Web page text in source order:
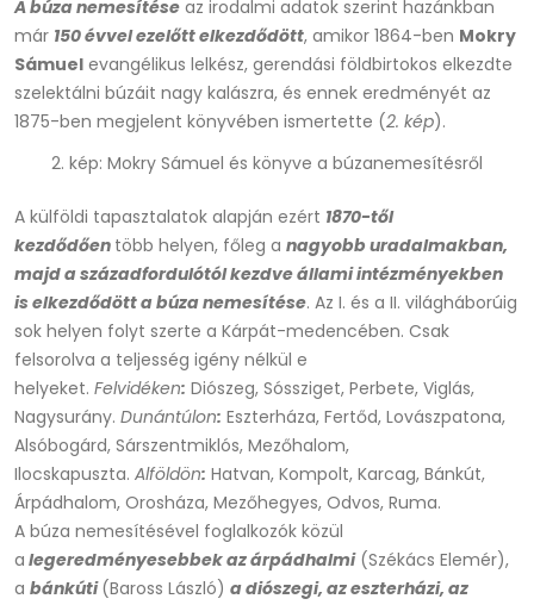
A búza nemesítése az irodalmi adatok szerint hazánkban
már 150 évvel ezelőtt elkezdődött, amikor 1864-ben Mokry
Sámuel evangélikus lelkész, gerendási földbirtokos elkezdte
szelektálni búzáit nagy kalászra, és ennek eredményét az
1875-ben megjelent könyvében ismertette (2. kép).
2. kép: Mokry Sámuel és könyve a búzanemesítésről
A külföldi tapasztalatok alapján ezért 1870-től
kezdődően több helyen, főleg a nagyobb uradalmakban,
majd a századfordulótól kezdve állami intézményekben
is elkezdődött a búza nemesítése. Az I. és a II. világháborúig
sok helyen folyt szerte a Kárpát-medencében. Csak
felsorolva a teljesség igény nélkül e
helyeket. Felvidéken: Diószeg, Sóssziget, Perbete, Viglás,
Nagysurány. Dunántúlon: Eszterháza, Fertőd, Lovászpatona,
Alsóbogárd, Sárszentmiklós, Mezőhalom,
Ilocskapuszta. Alföldön: Hatvan, Kompolt, Karcag, Bánkút,
Árpádhalom, Orosháza, Mezőhegyes, Odvos, Ruma.
A búza nemesítésével foglalkozók közül
a legeredményesebbek az árpádhalmi(Székács Elemér),
a bánkúti(Baross László) a diószegi, az eszterházi, az